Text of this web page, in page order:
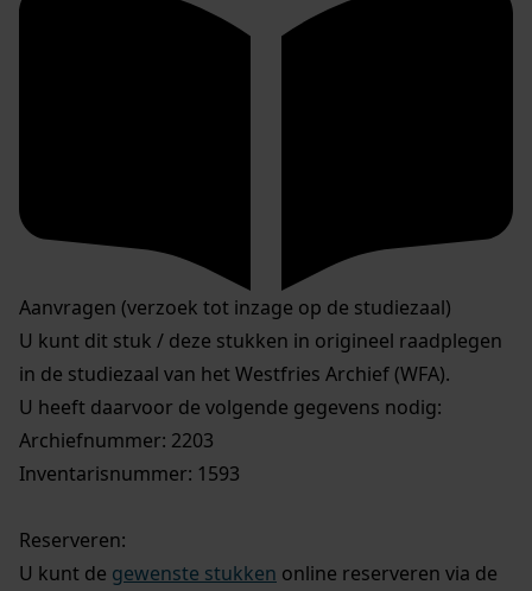
Aanvragen (verzoek tot inzage op de studiezaal)
U kunt dit stuk / deze stukken in origineel raadplegen
in de studiezaal van het Westfries Archief (WFA).
U heeft daarvoor de volgende gegevens nodig:
Archiefnummer: 2203
Inventarisnummer: 1593
Reserveren:
U kunt de gewenste stukken online reserveren via de